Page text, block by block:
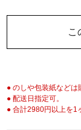
こ
● のしや包装紙などは
● 配送日指定可。
● 合計2980円以上を1